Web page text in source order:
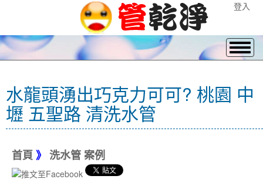
登入
水龍頭湧出巧克力可可? 桃園 中
壢 五聖路 清洗水管
首頁 》 洗水管 案例